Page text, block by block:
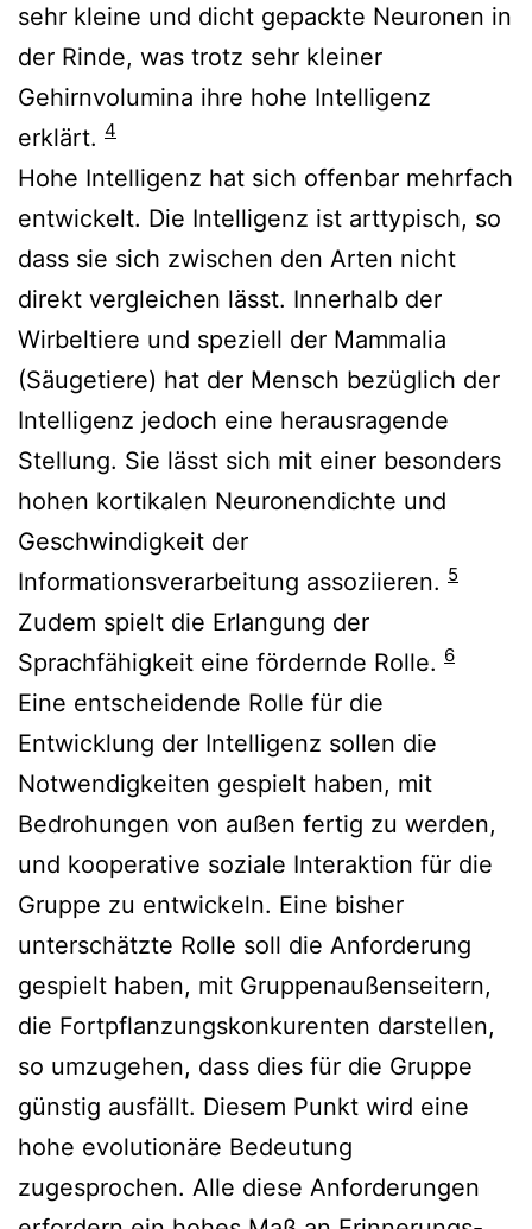
sehr kleine und dicht gepackte Neuronen in
der Rinde, was trotz sehr kleiner
Gehirnvolumina ihre hohe Intelligenz
erklärt. 4
Hohe Intelligenz hat sich offenbar mehrfach
entwickelt. Die Intelligenz ist arttypisch, so
dass sie sich zwischen den Arten nicht
direkt vergleichen lässt. Innerhalb der
Wirbeltiere und speziell der Mammalia
(Säugetiere) hat der Mensch bezüglich der
Intelligenz jedoch eine herausragende
Stellung. Sie lässt sich mit einer besonders
hohen kortikalen Neuronendichte und
Geschwindigkeit der
Informationsverarbeitung assoziieren. 5
Zudem spielt die Erlangung der
Sprachfähigkeit eine fördernde Rolle. 6
Eine entscheidende Rolle für die
Entwicklung der Intelligenz sollen die
Notwendigkeiten gespielt haben, mit
Bedrohungen von außen fertig zu werden,
und kooperative soziale Interaktion für die
Gruppe zu entwickeln. Eine bisher
unterschätzte Rolle soll die Anforderung
gespielt haben, mit Gruppenaußenseitern,
die Fortpflanzungskonkurenten darstellen,
so umzugehen, dass dies für die Gruppe
günstig ausfällt. Diesem Punkt wird eine
hohe evolutionäre Bedeutung
zugesprochen. Alle diese Anforderungen